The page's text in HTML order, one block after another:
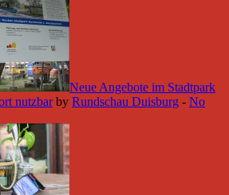
Neue Angebote im Stadtpark
nutzbar by Rundschau Duisburg - No